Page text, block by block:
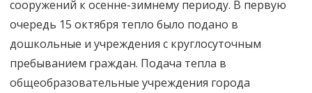
сооружений к осенне-зимнему периоду. В первую
очередь 15 октября тепло было подано в
дошкольные и учреждения с круглосуточным
пребыванием граждан. Подача тепла в
общеобразовательные учреждения города